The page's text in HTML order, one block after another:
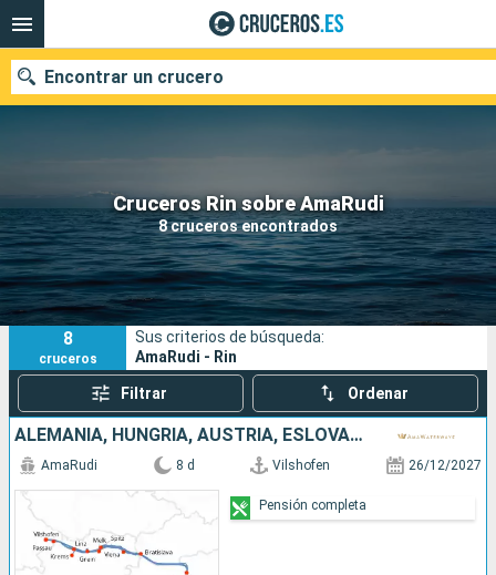
Cruceros Rin sobre AmaRudi
8 cruceros encontrados
Encontrar un crucero
Nuestros destinos
Fecha de salida
Puertos Compañías
8
cruceros
Sus criterios de búsqueda:
AmaRudi - Rin
Filtrar Ordenar
ALEMANIA, HUNGRÍA, AUSTRIA, ESLOVAQUIA
AmaRudi 8 d Vilshofen 26/12/2027
Pensión completa